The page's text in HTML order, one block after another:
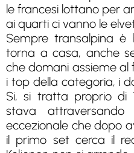
le francesi lottano per
ai quarti ci vanno le
Sempre transalpina
torna a casa, anche
che domani assieme al
i top della categoria, i
Si, si tratta proprio di
stava
eccezionale che dopo
il primo set cerca il